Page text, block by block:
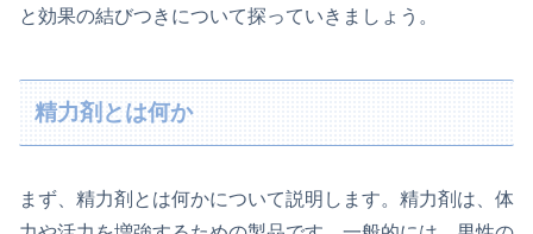
と効果の結びつきについて探っていきましょう。
精力剤とは何か
まず、精力剤とは何かについて説明します。精力剤は、体